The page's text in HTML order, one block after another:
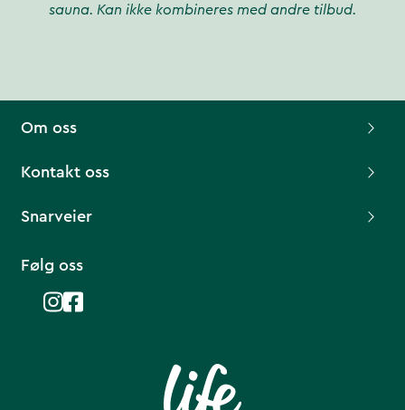
sauna. Kan ikke kombineres med andre tilbud.
Om oss
Kontakt oss
Snarveier
Følg oss